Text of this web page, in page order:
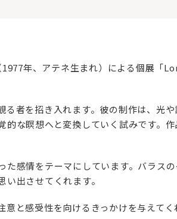
年、アテネ生まれ）による個展「
者を招き入れます。彼の制作は、光
な瞑想へと変換していく試みです。作
感情をテーマにしています。バラス
出させてくれます。
と感受性を向けるきっかけを与えてく